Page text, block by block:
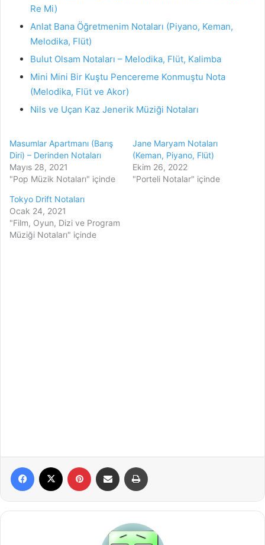
Re Mi)
Anlat Bana Öğretmenim Notaları (Piyano, Keman,
Melodika, Flüt)
Bulut Olsam Notaları – Melodika, Flüt, Kalimba
Mini Mini Bir Kuştu Pencereme Konmuştu Nota
(Melodika, Flüt ve Akor)
Nils ve Uçan Kaz Jenerik Müziği Notaları
Masumlar Apartmanı (Barış
Diri) – Derinden Notaları
Mayıs 28, 2021
"Pop Müzik Notaları" içinde
Jane Maryam Notaları
(Keman, Piyano, Flüt)
Ekim 26, 2022
"Porteli Notalar" içinde
Tokyo Drift Notaları
Ocak 24, 2021
"Film, Oyun, Dizi ve Program
Müziği Notaları" içinde
Facebook Pinterest E-Posta ile paylaş